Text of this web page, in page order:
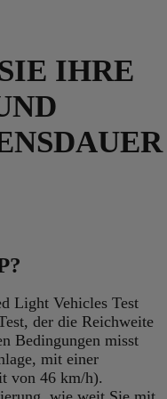
IHRE
Light Vehicles Test
der die Reichweite
Bedingungen misst
mit einer
von 46 km/h).